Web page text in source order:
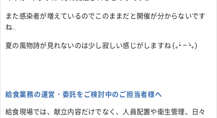
また感染者が増えているのでこのままだと開催が分からないです
ね…
夏の風物詩が見れないのは少し寂しい感じがしますね (｡•́ – •̀｡)
給食業務の運営・委託をご検討中のご担当者様へ
給食現場では、献立内容だけでなく、人員配置や衛生管理、日々